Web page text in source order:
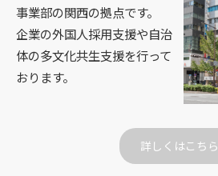
事業部の関西の拠点です。
企業の外国人採用支援や自治
体の多文化共生支援を行って
おります。
詳しくはこちら